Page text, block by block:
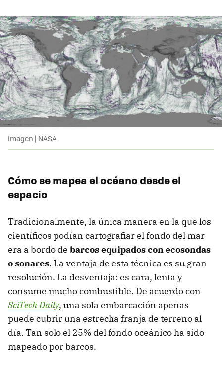
Imagen | NASA.
Cómo se mapea el océano desde el
espacio
Tradicionalmente, la única manera en la que los
científicos podían cartografiar el fondo del mar
era a bordo de barcos equipados con ecosondas
o sonares. La ventaja de esta técnica es su gran
resolución. La desventaja: es cara, lenta y
consume mucho combustible. De acuerdo con
SciTech Daily, una sola embarcación apenas
puede cubrir una estrecha franja de terreno al
día. Tan solo el 25% del fondo oceánico ha sido
mapeado por barcos.